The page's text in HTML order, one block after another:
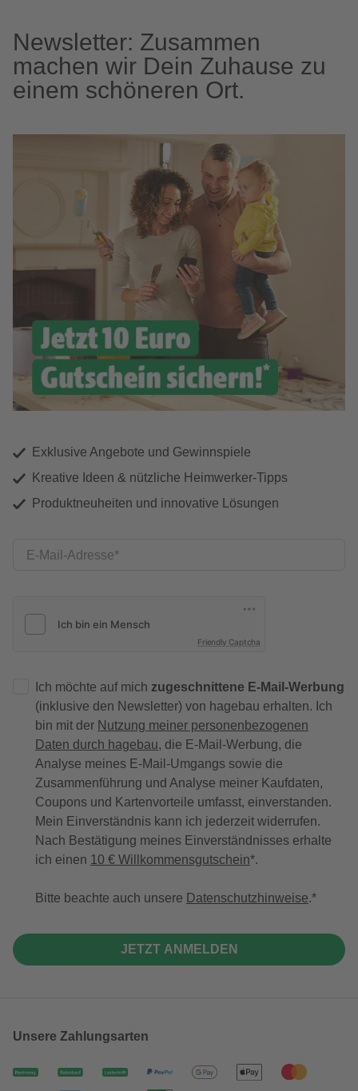
Newsletter: Zusammen
machen wir Dein Zuhause zu
einem schöneren Ort.
Exklusive Angebote und Gewinnspiele
Kreative Ideen & nützliche Heimwerker-Tipps
Produktneuheiten und innovative Lösungen
E-Mail-Adresse
Friendly Captcha
Ich möchte auf mich zugeschnittene E-Mail-Werbung
(inklusive den Newsletter) von hagebau erhalten. Ich
bin mit der Nutzung meiner personenbezogenen
Daten durch hagebau, die E-Mail-Werbung, die
Analyse meines E-Mail-Umgangs sowie die
Zusammenführung und Analyse meiner Kaufdaten,
Coupons und Kartenvorteile umfasst, einverstanden.
Mein Einverständnis kann ich jederzeit widerrufen.
Nach Bestätigung meines Einverständnisses erhalte
ich einen 10 € Willkommensgutschein*.
Bitte beachte auch unsere Datenschutzhinweise.
JETZT ANMELDEN
Unsere Zahlungsarten